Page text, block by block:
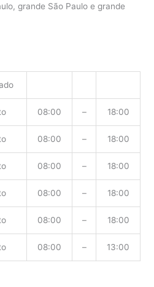
grande São Paulo e grande
08:00 – 18:00
08:00 – 18:00
08:00 – 18:00
08:00 – 18:00
08:00 – 18:00
08:00 – 13:00